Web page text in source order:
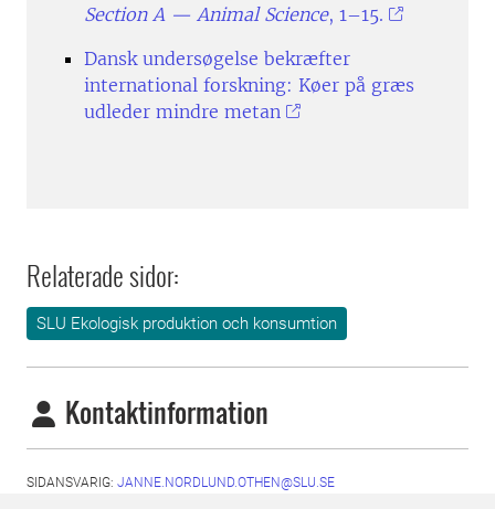
Section A — Animal Science, 1–15.
Dansk undersøgelse bekræfter
international forskning: Køer på græs
udleder mindre metan
Relaterade sidor:
SLU Ekologisk produktion och konsumtion
Kontaktinformation
SIDANSVARIG: JANNE.NORDLUND.OTHEN@SLU.SE